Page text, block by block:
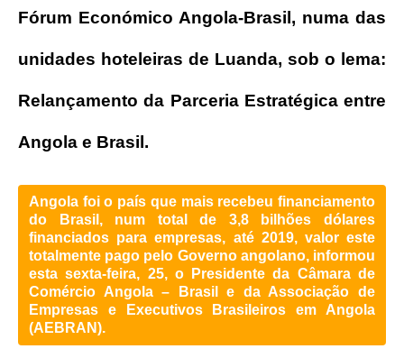
Fórum Económico Angola-Brasil, numa das
unidades hoteleiras de Luanda, sob o lema:
Relançamento da Parceria Estratégica entre
Angola e Brasil.
Angola foi o país que mais recebeu financiamento
do Brasil, num total de 3,8 bilhões dólares
financiados para empresas, até 2019, valor este
totalmente pago pelo Governo angolano, informou
esta sexta-feira, 25, o Presidente da Câmara de
Comércio Angola – Brasil e da Associação de
Empresas e Executivos Brasileiros em Angola
(AEBRAN).